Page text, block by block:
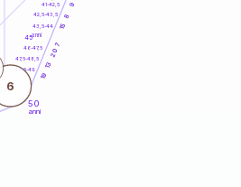
50
anni
41-42,5
42,5-43,5
43,5-44
46-47,5
47,5-48,5
48,5-49
9
8
15
7
20
13
19
6
45anni